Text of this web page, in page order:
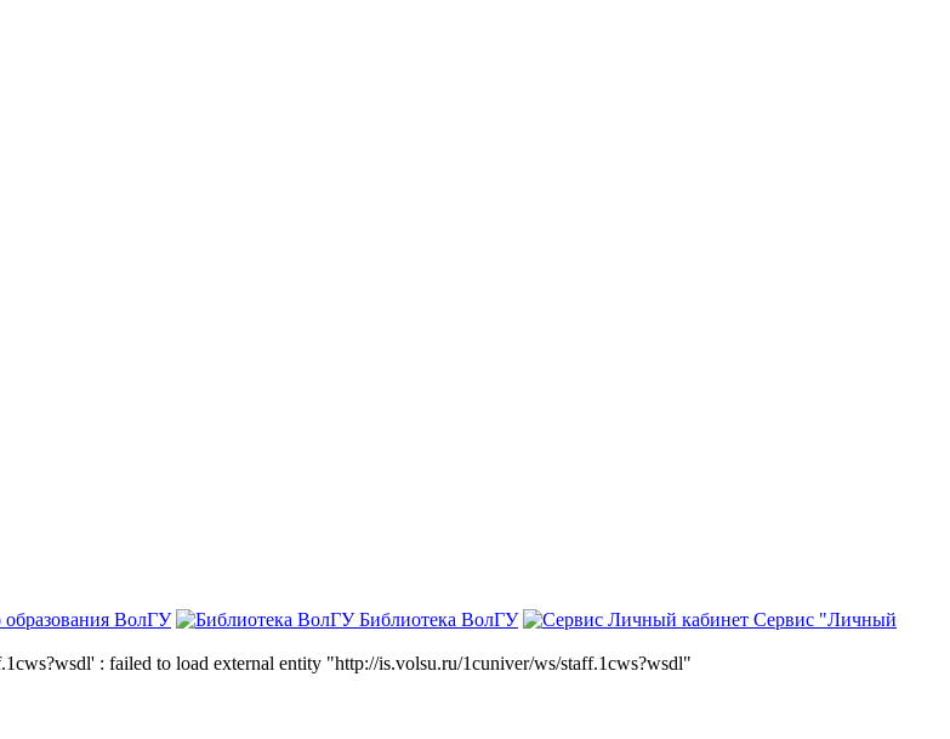
ВолГУ Библиотека ВолГУ
Сервис "Личный
: failed to load external entity "http://is.volsu.ru/1cuniver/ws/staff.1cws?wsdl"